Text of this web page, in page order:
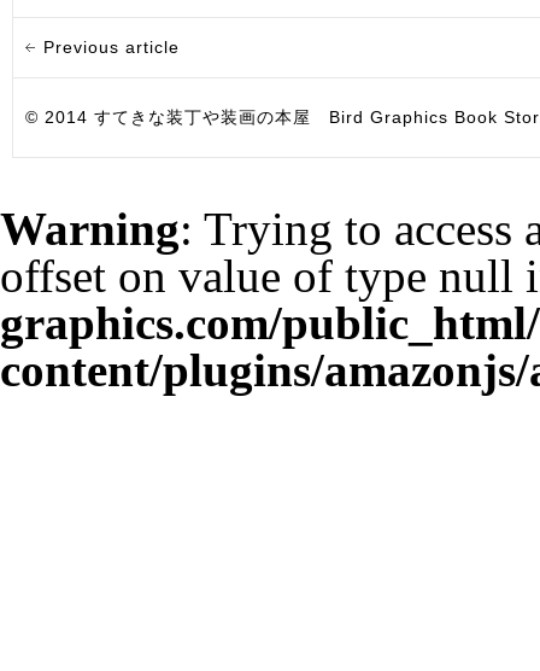
Previous article
© 2014 すてきな装丁や装画の本屋 Bird Graphics Book
Warning: Trying to access
offset on value of type null
graphics.com/
content/plugins/